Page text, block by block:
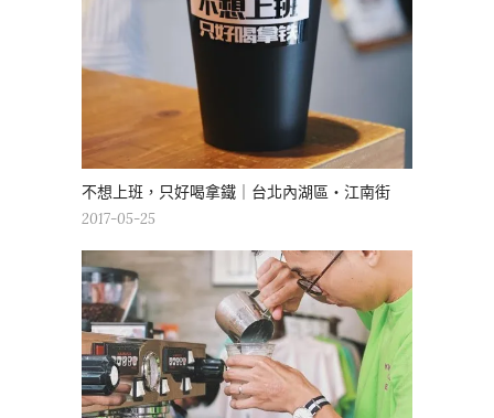
不想上班，只好喝拿鐵｜台北內湖區・江南街
2017-05-25